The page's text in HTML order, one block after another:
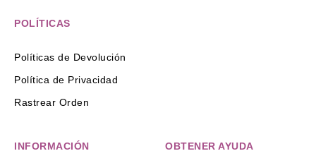
POLÍTICAS
Políticas de Devolución
Política de Privacidad
Rastrear Orden
INFORMACIÓN OBTENER AYUDA